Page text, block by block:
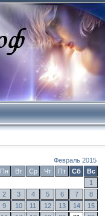
Февраль 2015
Пн
Вт Ср Чт Пт Сб
Вс
1
2
3 4 5 6 7
8
9
10 11 12 13 14
15